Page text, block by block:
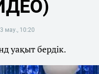
мау., 10:20
уақыт бердік.